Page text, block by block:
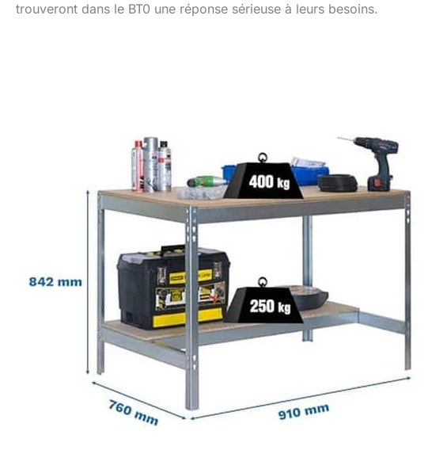
trouveront dans le BT0 une réponse sérieuse à leurs besoins.